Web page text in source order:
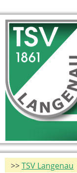
>>TSV Langenau